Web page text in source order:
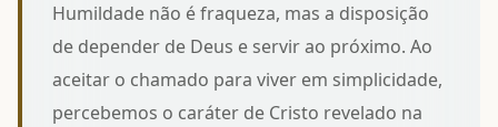
Humildade não é fraqueza, mas a disposição
de depender de Deus e servir ao próximo. Ao
aceitar o chamado para viver em simplicidade,
percebemos o caráter de Cristo revelado na